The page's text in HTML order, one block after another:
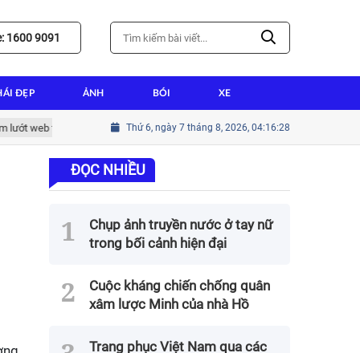
1600 9091
ĐẸP ẢNH BÓI XE
tốt nhất Hướng dẫn cài win tại nhà thành tín cho người mới bắt
Thứ 6, ngày 7 tháng 8, 2026, 04:16:30
ĐỌC NHIỀU
Chụp ảnh truyền nước ở tay nữ
trong bối cảnh hiện đại
Cuộc kháng chiến chống quân
xâm lược Minh của nhà Hồ
Trang phục Việt Nam qua các